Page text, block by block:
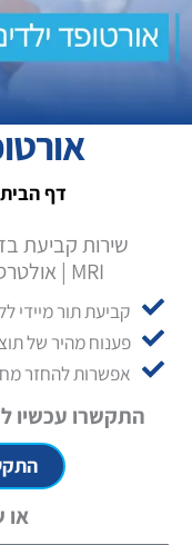
דף הבית
שירות קביעת
MRI | אולטרסאונד | CT ֻ| רופאים מומחים
קביעת תור מיידי
פענוח מהיר של
אפשרות להחזר
התקשרו עכשיו
התקשרו:
או